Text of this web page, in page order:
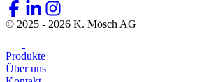
© 2025 - 2026 K. Mösch AG
Produkte
Über uns